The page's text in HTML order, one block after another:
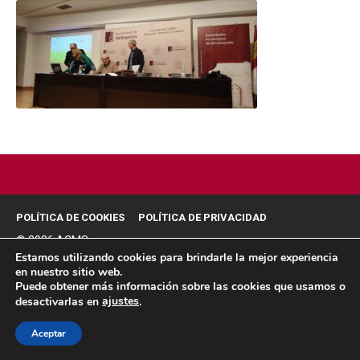
POLÍTICA DE COOKIES POLÍTICA DE PRIVACIDAD
© 2026 ACMS.
Estamos utilizando cookies para brindarle la mejor experiencia
en nuestro sitio web.
Puede obtener más información sobre las cookies que usamos o
desactivarlas en ajustes.
Aceptar